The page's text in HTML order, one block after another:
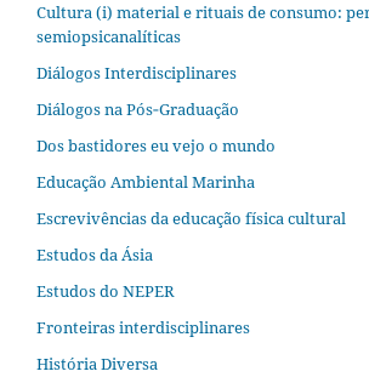
Cultura (i) material e rituais de consumo:
semiopsicanalíticas
Diálogos Interdisciplinares
Diálogos na Pós‐Graduação
Dos bastidores eu vejo o mundo
Educação Ambiental Marinha
Escrevivências da educação física cultural
Estudos da Ásia​
Estudos do NEPER
Fronteiras interdisciplinares
História Diversa